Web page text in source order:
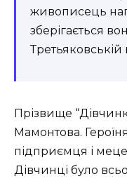
живописець
зберігається
Третьяковській
Прізвище
Мамонтова.
підприємця і
Дівчинці було